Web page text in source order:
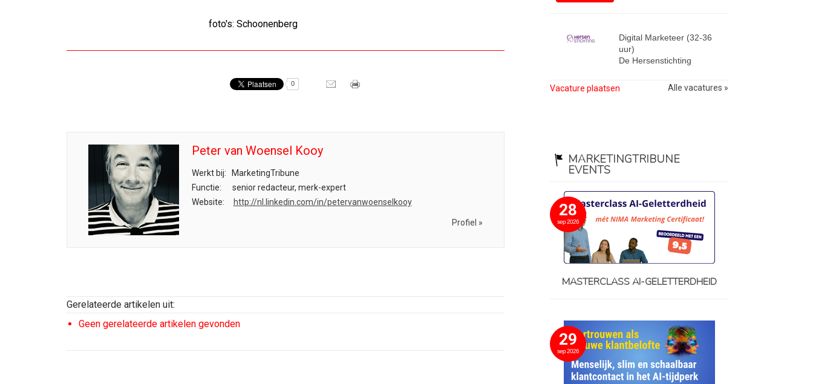
foto's: Schoonenberg
0
Peter van Woensel Kooy
Werkt bij:
MarketingTribune
Functie:
senior redacteur, merk-expert
Website:
http://nl.linkedin.com/in/petervanwoenselkooy
Profiel »
Gerelateerde artikelen uit:
Geen gerelateerde artikelen gevonden
Digital Marketeer (32-36
uur)
De Hersenstichting
Vacature plaatsen Alle vacatures »
MARKETINGTRIBUNE
EVENTS
28
sep 2026
MASTERCLASS AI-GELETTERDHEID
29
sep 2026